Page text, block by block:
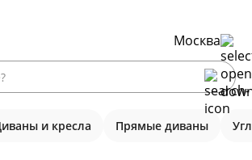
Москва
и кресла Прямые диваны